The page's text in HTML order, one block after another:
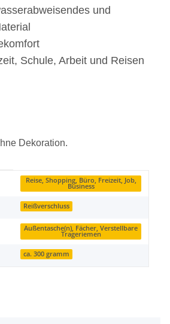
und
Schule, Arbeit und Reisen
Dekoration.
Reise, Shopping, Büro, Freizeit, Job,
Business
Reißverschluss
Außentasche(n), Fächer, Verstellbare
Trageriemen
ca. 300 gramm